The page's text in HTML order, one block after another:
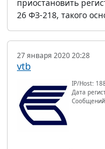
приостановить
26 ФЗ-218, такого
27 января 2020 20:28
vtb
IP/Host:
Дата